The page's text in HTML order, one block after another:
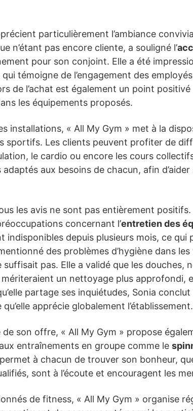
particulièrement l’ambiance
n’étant pas encore cliente, a souligné l’
pour son conjoint. Elle a été
témoigne de l’engagement des
de l’achat est également un point
les équipements proposés.
installations, « All My Gym » met à la
sportifs. Les clients peuvent profiter de
le cardio ou encore les cours
adaptés aux besoins de chacun, afin
les avis ne sont pas entièrement
concernant l’entretien des
indisponibles depuis plusieurs mois, ce
des problèmes d’hygiène dans
suffisait pas. Elle a validé que les
un nettoyage plus approfondi,
partage ses inquiétudes, Sonia
apprécie globalement l’établissement.
de son offre, « All My Gym » propose
aux entraînements en groupe comme le
à chacun de trouver son bonheur,
sont à l’écoute et encouragent les
de fitness, « All My Gym » organise